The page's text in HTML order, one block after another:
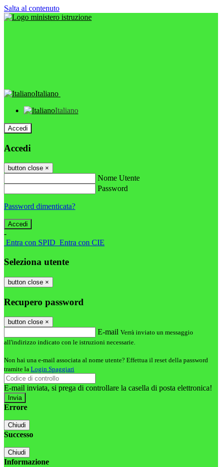
Salta al contenuto
Italiano
Italiano
Accedi
Accedi
button close ×
Nome Utente
Password
Password dimenticata?
-
Entra con SPID Entra con CIE
Seleziona utente
button close ×
Recupero password
button close ×
E-mail Verrà inviato un messaggio
all'indirizzo indicato con le istruzioni necessarie.
Non hai una e-mail associata al nome utente? Effettua il reset della password
tramite la Login Spaggiari
E-mail inviata, si prega di controllare la casella di posta elettronica!
Errore
Chiudi
Successo
Chiudi
Informazione